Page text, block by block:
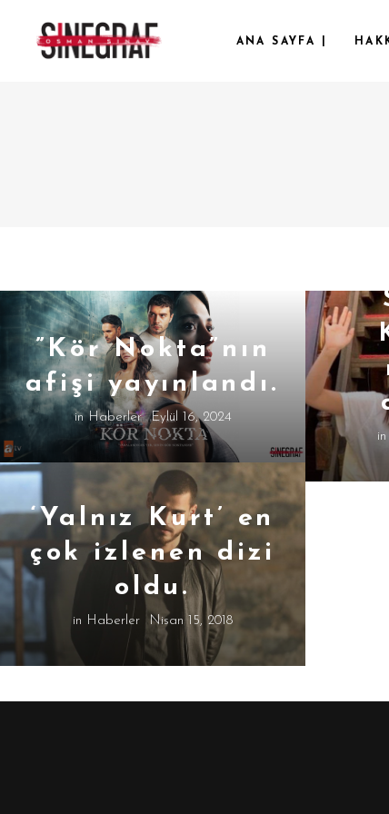
ANA SAYFA |
”Kör Nokta”nın
afişi yayınlandı.
inHaberler Eylül 16, 2024
in
‘Yalnız Kurt’ en
çok izlenen dizi
oldu.
in Haberler Nisan 15, 2018